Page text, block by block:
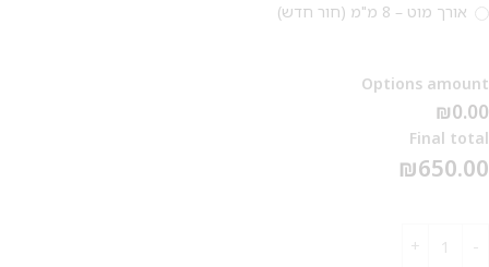
אורך מוט – 8 מ"מ (חור חדש)
Options amount
₪0.00
Final total
₪650.00
לקביעת תור לפירסינג ועיצוב